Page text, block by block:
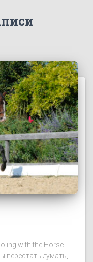
with the Horse
перестать думать,